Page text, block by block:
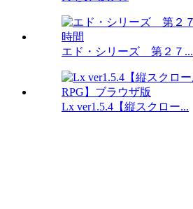
エド・シリーズ 第２７...
Lx ver1.5.4【縦スクロー...